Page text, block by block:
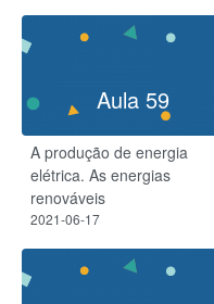
Aula 59
A produção de energia
elétrica. As energias
renováveis
2021-06-17